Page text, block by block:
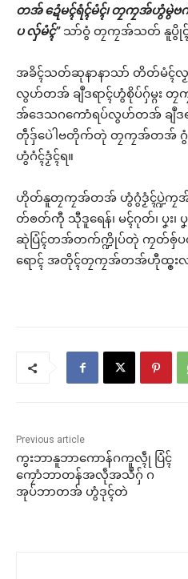
တအ် ဍေံမၚ်ရံၚ်မံၚ်၊ တၠကၠအ်ဟွံမွဲ
ပ လှ်မံၚ်”သာ်ဝွံ တၠကၠအ်သတ် နူပွိုၚ်ဍု
အခိၚ်သတ်ဆုနာနာသာ် တိတ်မံ
လွဟ်တအ် ချဳဒရာၚ်ဟွံစိုပ်ဂှ်မ္ဂး
အ်ဒေသဂကောံရပ်လွဟ်တအ် ချဳဒ
တဵုဒှ်ပေဲါဗတိုက်တုဲ တၠကၠအ်တအ် ဂွံအ
ဟွံဂံၚ်ဒၟံၚ်ရ။
ဟိုတ်နူတၠကၠအ်တအ် ဟွံဂွံဒၟံၚ်ပ္ဍဲကၠအ်
တ်ၜတ်ကီု သီုဒူရေန်၊ မၚ်ဂုတ်၊ ပၞး၊
ဆုဲပြံၚ်တအ်တက်က္ဍိုပ်တုဲ ကၠတ်ၜှ်
ရောၚ် အတိုၚ်တၠကၠအ်တအ်ဟီုထ္ၜး
Previous article
ကွးဘာနူဘာကောန်ဂကူလ္ၚဵု ပြံၚ်
ကၠောံဘာတန်အလဵုအသဳဂှ် ဂ
အုပ်ဘာတအ် ဟွံဒုၚ်တဲ